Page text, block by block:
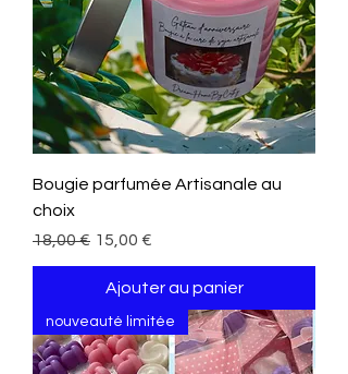
Bougie parfumée Artisanale au
choix
Prix original
18,00 € Prix promotionnel
15,00 €
Ajouter au panier
nouveauté limitée